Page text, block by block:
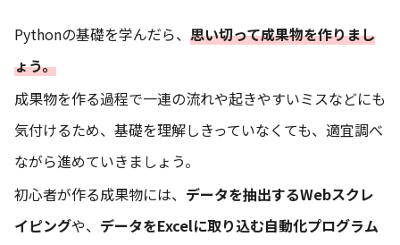
Pythonの基礎を学んだら、 思い切って成果物を作りまし
ょう。
成果物を作る過程で一連の流れや起きやすいミスなどにも
気付けるため、基礎を理解しきっていなくても、適宜調べ
ながら進めていきましょう。
初心者が作る成果物には、 データを抽出するWebスクレ
イピングや、 データをExcelに取り込む自動化プログラム